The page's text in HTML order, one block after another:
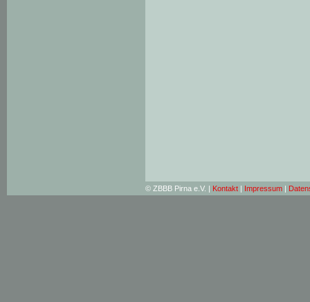
© ZBBB Pirna e.V. | Kontakt | Impressum |